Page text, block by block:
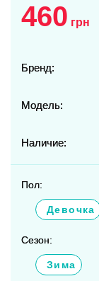
460 грн
Бренд:
Модель:
Наличие:
Пол:
Девочка
Сезон:
Зима